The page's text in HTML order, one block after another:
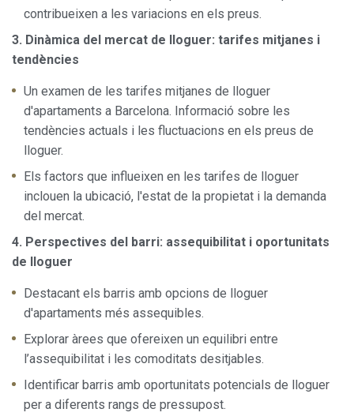
contribueixen a les variacions en els preus.
3. Dinàmica del mercat de lloguer: tarifes mitjanes i
tendències
Un examen de les tarifes mitjanes de lloguer
d'apartaments a Barcelona. Informació sobre les
tendències actuals i les fluctuacions en els preus de
lloguer.
Els factors que influeixen en les tarifes de lloguer
inclouen la ubicació, l'estat de la propietat i la demanda
del mercat.
4. Perspectives del barri: assequibilitat i oportunitats
de lloguer
Destacant els barris amb opcions de lloguer
d'apartaments més assequibles.
Explorar àrees que ofereixen un equilibri entre
l’assequibilitat i les comoditats desitjables.
Identificar barris amb oportunitats potencials de lloguer
per a diferents rangs de pressupost.